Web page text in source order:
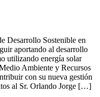
Desarrollo Sostenible en
aportando al desarrollo
utilizando energía solar
Ambiente y Recursos
con su nueva gestión
al Sr. Orlando Jorge […]